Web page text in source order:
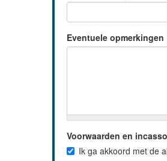
Eventuele opmerkingen
Voorwaarden en incasso
Ik ga akkoord met de